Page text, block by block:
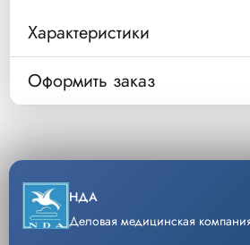
Характеристики
Оформить заказ
Параметр
Наименование Воздушный
Назначение
Очистка
Область применения Неонатология,
Описание Воздушный фильтр (Air
Уп/шт.
Кол-во − +
НДА
Деловая медицинская